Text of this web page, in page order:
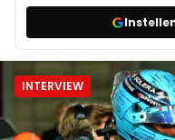
INTERVIEW